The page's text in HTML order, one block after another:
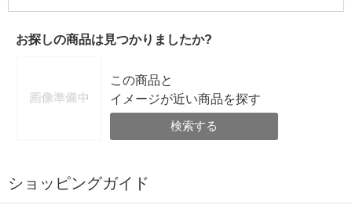
お探しの商品は見つかりましたか?
この商品と
イメージが近い商品を探す
検索する
ショッピングガイド